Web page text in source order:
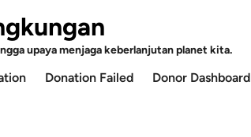
upaya menjaga keberlanjutan planet kita.
Donation Failed Donor Dashboard